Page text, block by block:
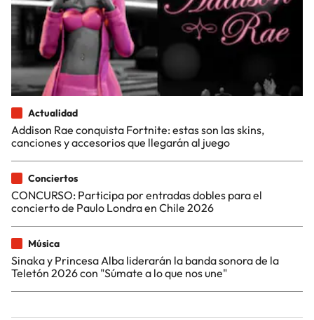
Actualidad
Addison Rae conquista Fortnite: estas son las skins,
canciones y accesorios que llegarán al juego
Conciertos
CONCURSO: Participa por entradas dobles para el
concierto de Paulo Londra en Chile 2026
Música
Sinaka y Princesa Alba liderarán la banda sonora de la
Teletón 2026 con "Súmate a lo que nos une"